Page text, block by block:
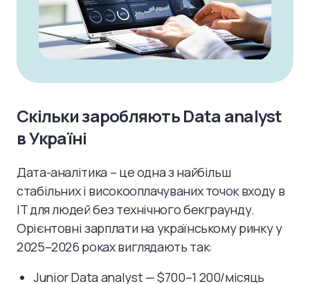
Скільки заробляють Data analyst
в Україні
Дата-аналітика – це одна з найбільш
стабільних і високооплачуваних точок входу в
IT для людей без технічного бекграунду.
Орієнтовні зарплати на українському ринку у
2025–2026 роках виглядають так:
Junior Data analyst — $700–1 200/місяць